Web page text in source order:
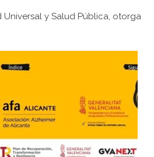
Universal y Salud Pública, otorga